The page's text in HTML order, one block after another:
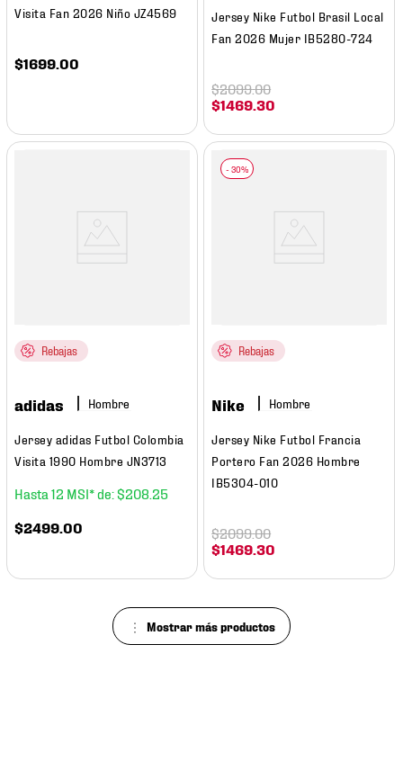
Visita Fan 2026 Niño JZ4569
$1699.00
Jersey Nike Futbol Brasil Local
Fan 2026 Mujer IB5280-724
$1469.30
$2099.00
Rebajas
adidas Hombre
Jersey adidas Futbol Colombia
Visita 1990 Hombre JN3713
12 $208 25
$2499.00
Rebajas
Nike Hombre
Jersey Nike Futbol Francia
Portero Fan 2026 Hombre
IB5304-010
$1469.30
$2099.00